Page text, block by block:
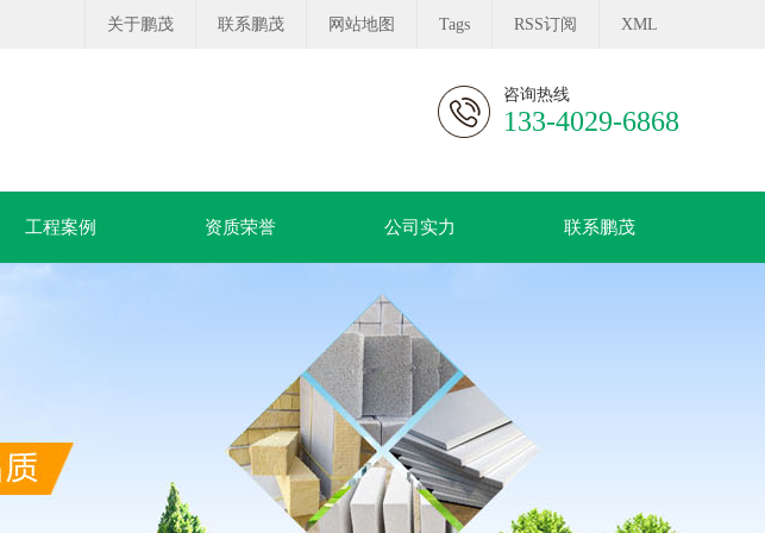
关于鹏茂 联系鹏茂 网站地图 Tags RSS订阅 XML
咨询热线
133-4029-6868
工程案例 资质荣誉 公司实力 联系鹏茂